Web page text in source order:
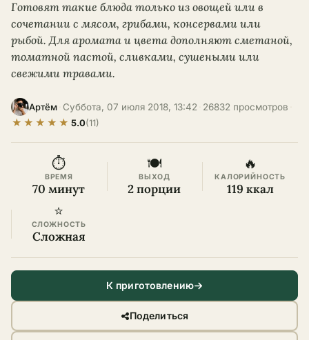
Готовят такие блюда только из овощей или в
сочетании с мясом, грибами, консервами или
рыбой. Для аромата и цвета дополняют сметаной,
томатной пастой, сливками, сушеными или
свежими травами.
Артём Суббота, 07 июля 2018, 13:42 26832 просмотров
★ ★ ★ ★ ★ 5.0(11)
⏱
ВРЕМЯ
70 минут
🍽
ВЫХОД
2 порции
🔥
КАЛОРИЙНОСТЬ
119 ккал
⭐
СЛОЖНОСТЬ
Сложная
К приготовлению
Поделиться